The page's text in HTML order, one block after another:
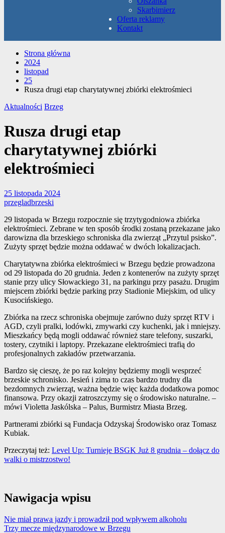
Skarbimierz
Oferta reklamy
Kontakt
Strona główna
2024
listopad
25
Rusza drugi etap charytatywnej zbiórki elektrośmieci
Aktualności Brzeg
Rusza drugi etap
charytatywnej zbiórki
elektrośmieci
25 listopada 2024
przegladbrzeski
29 listopada w Brzegu rozpocznie się trzytygodniowa zbiórka
elektrośmieci. Zebrane w ten sposób środki zostaną przekazane jako
darowizna dla brzeskiego schroniska dla zwierząt „Przytul psisko”.
Zużyty sprzęt będzie można oddawać w dwóch lokalizacjach.
Charytatywna zbiórka elektrośmieci w Brzegu będzie prowadzona
od 29 listopada do 20 grudnia. Jeden z kontenerów na zużyty sprzęt
stanie przy ulicy Słowackiego 31, na parkingu przy pasażu. Drugim
miejscem zbiórki będzie parking przy Stadionie Miejskim, od ulicy
Kusocińskiego.
Zbiórka na rzecz schroniska obejmuje zarówno duży sprzęt RTV i
AGD, czyli pralki, lodówki, zmywarki czy kuchenki, jak i mniejszy.
Mieszkańcy będą mogli oddawać również stare telefony, suszarki,
tostery, czytniki i laptopy. Przekazane elektrośmieci trafią do
profesjonalnych zakładów przetwarzania.
Bardzo się cieszę, że po raz kolejny będziemy mogli wesprzeć
brzeskie schronisko. Jesień i zima to czas bardzo trudny dla
bezdomnych zwierząt, ważna będzie więc każda dodatkowa pomoc
finansowa. Przy okazji zatroszczymy się o środowisko naturalne. –
mówi Violetta Jaskólska – Palus, Burmistrz Miasta Brzeg.
Partnerami zbiórki są Fundacja Odzyskaj Środowisko oraz Tomasz
Kubiak.
Przeczytaj też: Level Up: Turnieje BSGK Już 8 grudnia – dołącz do
walki o mistrzostwo!
Nawigacja wpisu
Nie miał prawa jazdy i prowadził pod wpływem alkoholu
Trzy mecze międzynarodowe w Brzegu